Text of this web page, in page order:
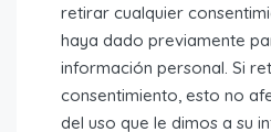
retirar cualquier
haya dado previamente
información personal. Si
consentimiento, esto no
del uso que le dimos a su